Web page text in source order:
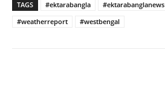
TAGS #ektarabangla #ektarabanglanews
#weatherreport
#westbengal